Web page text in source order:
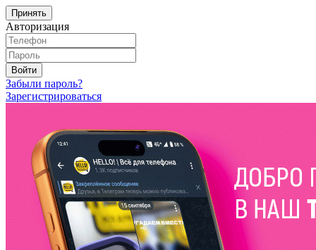
Принять
Авторизация
Войти
Забыли пароль?
Зарегистрироваться